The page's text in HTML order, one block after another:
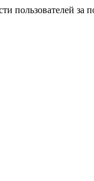
пользователей